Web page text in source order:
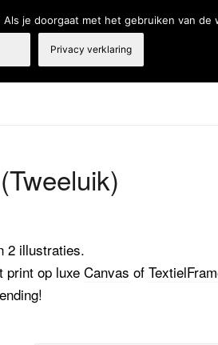
Webshop Producten en diensten
2 illustraties.
print op luxe Canvas of
je doorgaat met het gebruiken van
Privacy verklaring